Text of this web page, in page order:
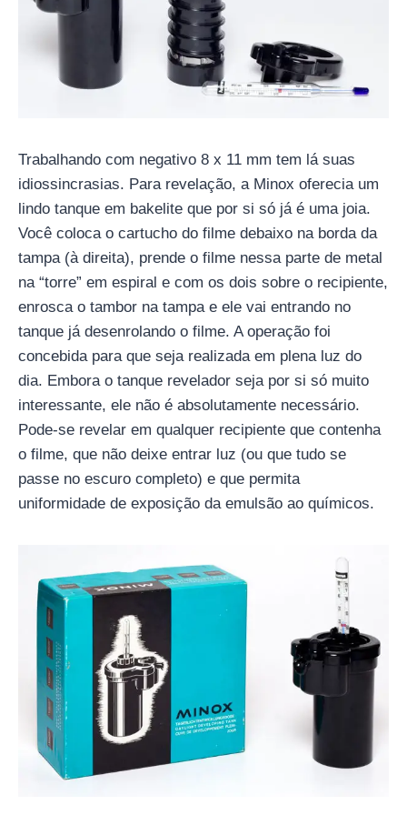
Trabalhando com negativo 8 x 11 mm tem lá suas
idiossincrasias. Para revelação, a Minox oferecia um
lindo tanque em bakelite que por si só já é uma joia.
Você coloca o cartucho do filme debaixo na borda da
tampa (à direita), prende o filme nessa parte de metal
na “torre” em espiral e com os dois sobre o recipiente,
enrosca o tambor na tampa e ele vai entrando no
tanque já desenrolando o filme. A operação foi
concebida para que seja realizada em plena luz do
dia. Embora o tanque revelador seja por si só muito
interessante, ele não é absolutamente necessário.
Pode-se revelar em qualquer recipiente que contenha
o filme, que não deixe entrar luz (ou que tudo se
passe no escuro completo) e que permita
uniformidade de exposição da emulsão ao químicos.